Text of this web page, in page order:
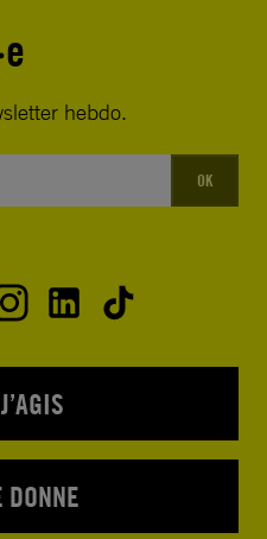
hebdo.
OK
J’AGIS
DONNE